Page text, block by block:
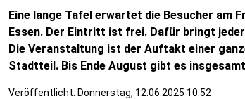
Eine lange Tafel erwartet die Besucher am
Essen. Der Eintritt ist frei. Dafür bringt
Die Veranstaltung ist der Auftakt einer
Stadtteil. Bis Ende August gibt es
Veröffentlicht: Donnerstag, 12.06.2025 10:52